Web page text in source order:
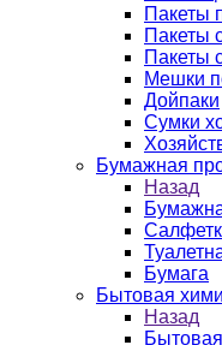
Пакеты
Пакеты
Пакеты
Мешки
Дойпаки
Сумки
Бумажная
Назад
Бумага
Бытовая
Назад